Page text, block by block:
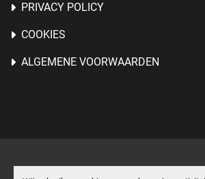
PRIVACY POLICY
COOKIES
ALGEMENE VOORWAARDEN